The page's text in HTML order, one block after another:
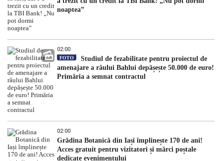
noaptea”
02:00
FOTO
Studiul de fezabilitate pentru proiectul de
amenajare a râului Bahlui depășește 50.000 de euro!
Primăria a semnat contractul
02:00
Grădina Botanică din Iași împlinește 170 de ani!
Acces gratuit pentru vizitatori și mărci poștale
dedicate evenimentului